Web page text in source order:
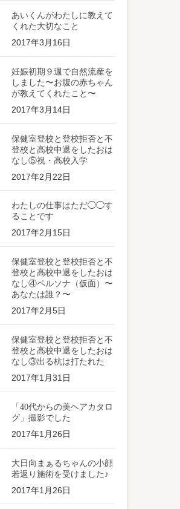
あいくんがわたしに教えて
くれた大切なこと
2017年3月16日
妊娠初期９週で自然流産を
しました〜お腹の赤ちゃん
が教えてくれたこと〜
2017年3月14日
保健室登校と登校拒否と不
登校と高校中退をしたおは
なし⑤祝・高校入学
2017年2月22日
わたしの仕事はただ◯◯す
ることです
2017年2月15日
保健室登校と登校拒否と不
登校と高校中退をしたおは
なし④ペルソナ（仮面）〜
あなたは誰？〜
2017年2月5日
保健室登校と登校拒否と不
登校と高校中退をしたおは
なし③出る杭は打たれた
2017年1月31日
「40代からの美ヘアカタロ
グ」撮影でした
2017年1月26日
大日向まぁるちゃんの小顔
若返り施術を受けました♪
2017年1月26日